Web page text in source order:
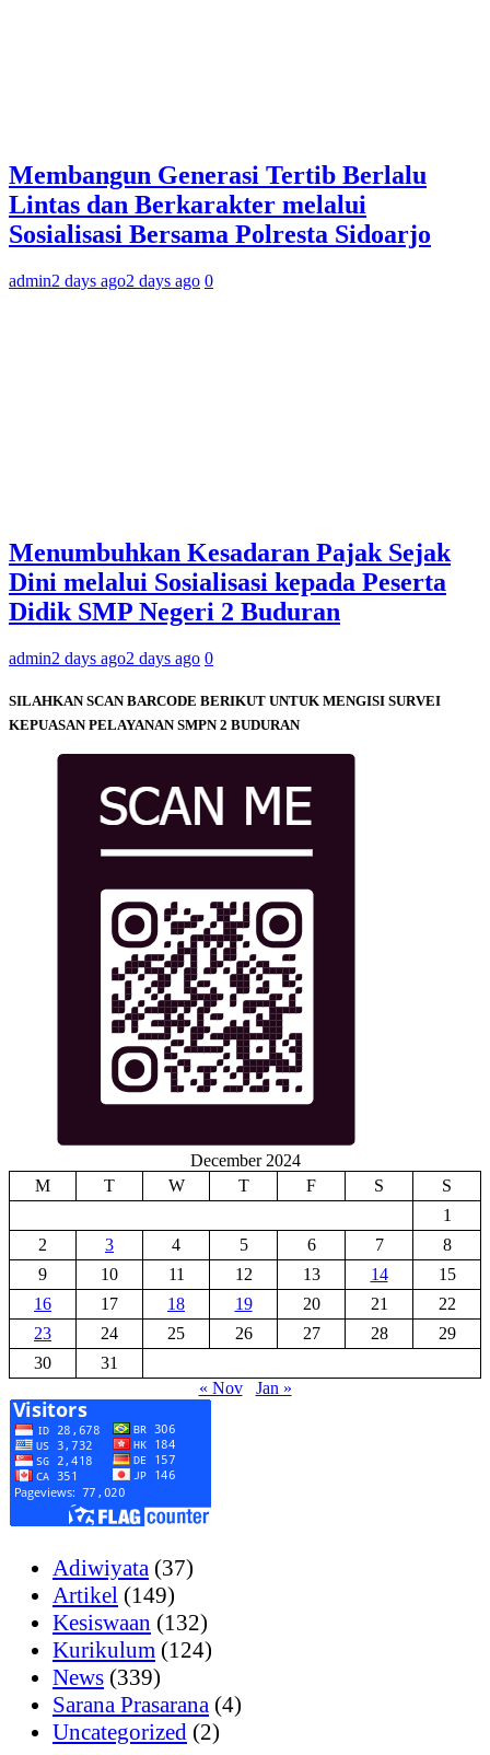
Membangun Generasi Tertib Berlalu
Lintas dan Berkarakter melalui
Sosialisasi Bersama Polresta Sidoarjo
admin2 days ago2 days ago 0
Menumbuhkan Kesadaran Pajak Sejak
Dini melalui Sosialisasi kepada Peserta
Didik SMP Negeri 2 Buduran
admin2 days ago2 days ago 0
SILAHKAN SCAN BARCODE BERIKUT UNTUK MENGISI SURVEI
KEPUASAN PELAYANAN SMPN 2 BUDURAN
December 2024
M
T W T F S
S
1
2
3 4 5 6 7
8
9
10 11 12 13 14
15
16
17 18 19 20 21
22
23
24 25 26 27 28
29
30
31
« Nov
Jan »
Adiwiyata (37)
Artikel (149)
Kesiswaan (132)
Kurikulum (124)
News (339)
Sarana Prasarana (4)
Uncategorized (2)